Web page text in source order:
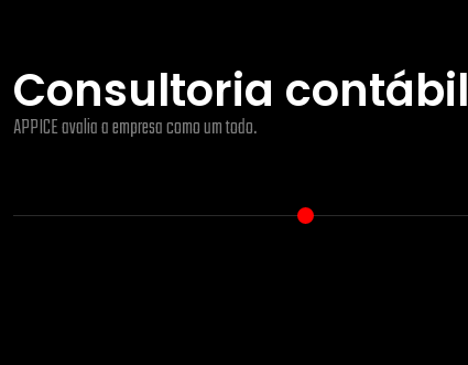
Consultoria contábil
APPICE avalia a empresa como um todo.